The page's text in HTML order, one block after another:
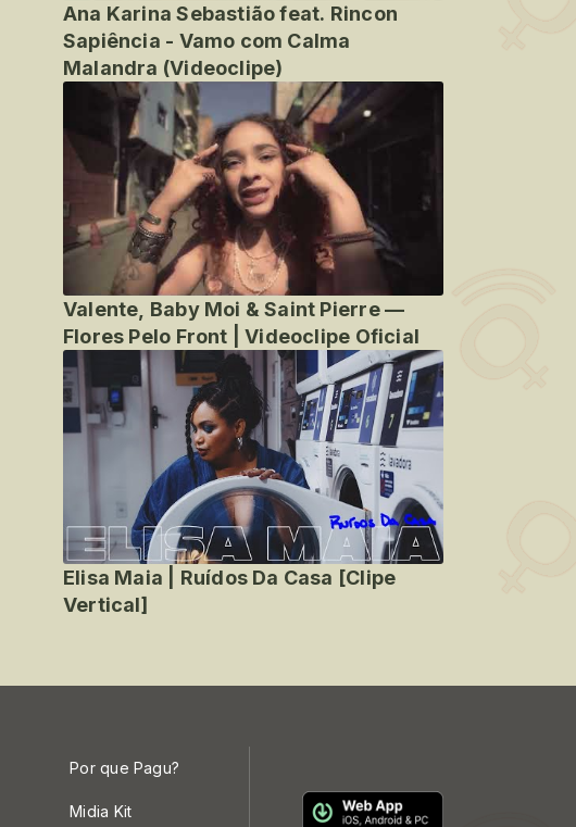
Ana Karina Sebastião feat. Rincon
Sapiência - Vamo com Calma
Malandra (Videoclipe)
Valente, Baby Moi & Saint Pierre —
Flores Pelo Front | Videoclipe Oficial
Elisa Maia | Ruídos Da Casa [Clipe
Vertical]
Por que Pagu?
Midia Kit